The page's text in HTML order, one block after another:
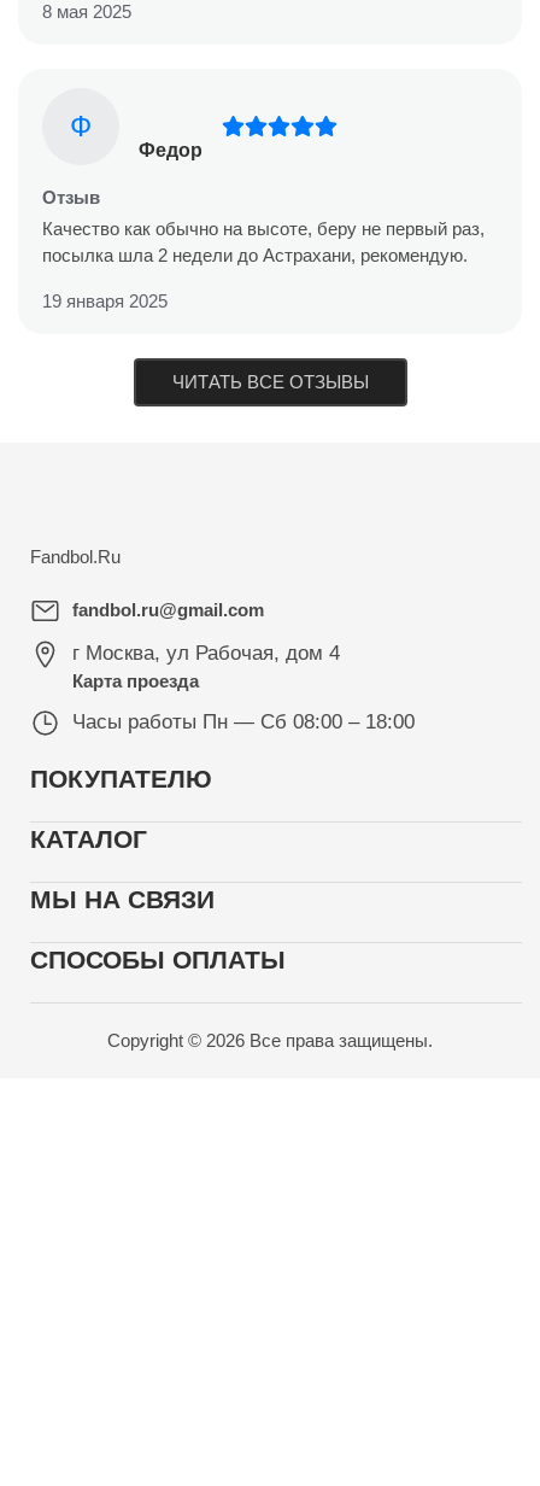
8 мая 2025
Ф
Федор
Отзыв
Качество как обычно на высоте, беру не первый раз,
посылка шла 2 недели до Астрахани, рекомендую.
19 января 2025
ЧИТАТЬ ВСЕ ОТЗЫВЫ
Fandbol.Ru
fandbol.ru@gmail.com
г Москва, ул Рабочая, дом 4
Карта проезда
Часы работы Пн — Сб 08:00 – 18:00
ПОКУПАТЕЛЮ
КАТАЛОГ
МЫ НА СВЯЗИ
СПОСОБЫ ОПЛАТЫ
Copyright © 2026 Все права защищены.